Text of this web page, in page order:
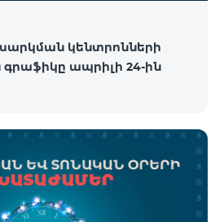
կենտրոնների
ապրիլի 24-ին